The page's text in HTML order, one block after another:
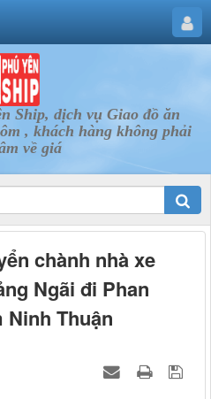
Ship, dịch vụ Giao đồ ăn
, khách hàng không phải
về giá
chành nhà xe
Ngãi đi Phan
Ninh Thuận